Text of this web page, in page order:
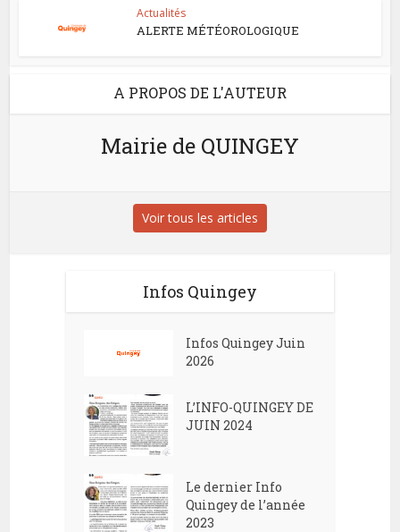
Actualités
ALERTE MÉTÉOROLOGIQUE
A PROPOS DE L'AUTEUR
Mairie de QUINGEY
Voir tous les articles
Infos Quingey
Infos Quingey Juin
2026
L’INFO-QUINGEY DE
JUIN 2024
Le dernier Info
Quingey de l’année
2023